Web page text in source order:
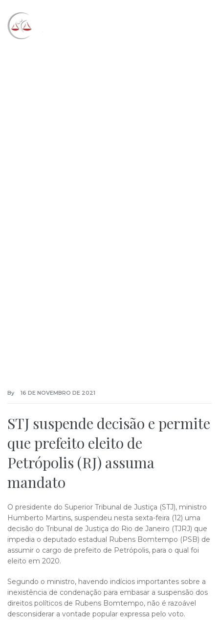
By 16 DE NOVEMBRO DE 2021
STJ suspende decisão e permite
que prefeito eleito de
Petrópolis (RJ) assuma
mandato
O presidente do Superior Tribunal de Justiça (STJ), ministro
Humberto Martins, suspendeu nesta sexta-feira (12) uma
decisão do Tribunal de Justiça do Rio de Janeiro (TJRJ) que
impedia o deputado estadual Rubens Bomtempo (PSB) de
assumir o cargo de prefeito de Petrópolis, para o qual foi
eleito em 2020.
Segundo o ministro, havendo indícios importantes sobre a
inexistência de condenação para embasar a suspensão dos
direitos políticos de Rubens Bomtempo, não é razoável
desconsiderar a vontade popular expressa pelo voto.